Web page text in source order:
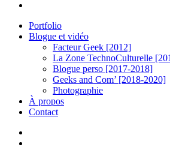
Portfolio
Blogue et vidéo
Facteur Geek [2012]
La Zone TechnoCulturelle
Blogue perso [2017-2018]
Geeks and Com’ [2018-2020]
Photographie
À propos
Contact